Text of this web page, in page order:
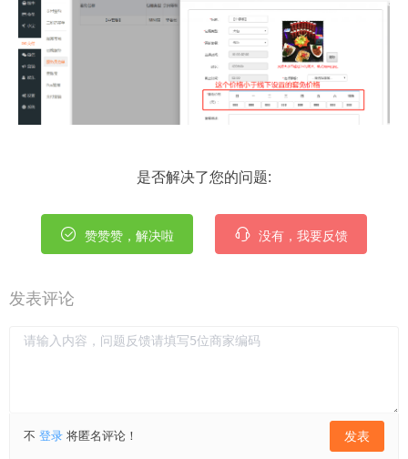
是否解决了您的问题:
赞赞赞，解决啦 没有，我要反馈
发表评论
不 登录 将匿名评论！ 发表